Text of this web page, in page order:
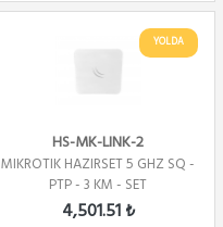
YOLDA
HS-MK-LINK-2
MIKROTIK HAZIRSET 5 GHZ SQ -
PTP - 3 KM - SET
4,501.51 ₺